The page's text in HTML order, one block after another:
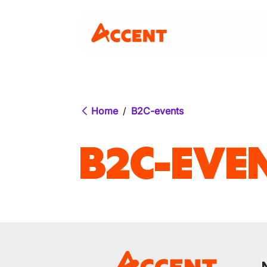
Home / B2C-events
B2C-